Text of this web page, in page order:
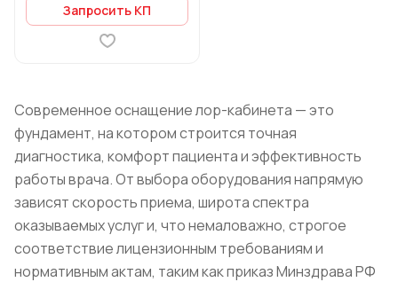
Запросить КП
Современное оснащение лор-кабинета — это
фундамент, на котором строится точная
диагностика, комфорт пациента и эффективность
работы врача. От выбора оборудования напрямую
зависят скорость приема, широта спектра
оказываемых услуг и, что немаловажно, строгое
соответствие лицензионным требованиям и
нормативным актам, таким как приказ Минздрава РФ